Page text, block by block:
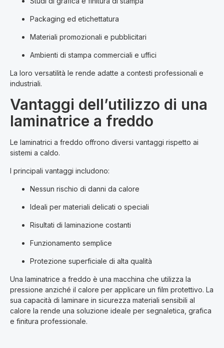
Packaging ed etichettatura
Materiali promozionali e pubblicitari
Ambienti di stampa commerciali e uffici
La loro versatilità le rende adatte a contesti professionali e
industriali.
Vantaggi dell’utilizzo di una
laminatrice a freddo
Le laminatrici a freddo offrono diversi vantaggi rispetto ai
sistemi a caldo.
I principali vantaggi includono:
Nessun rischio di danni da calore
Ideali per materiali delicati o speciali
Risultati di laminazione costanti
Funzionamento semplice
Protezione superficiale di alta qualità
Una laminatrice a freddo è una macchina che utilizza la
pressione anziché il calore per applicare un film protettivo. La
sua capacità di laminare in sicurezza materiali sensibili al
calore la rende una soluzione ideale per segnaletica, grafica
e finitura professionale.